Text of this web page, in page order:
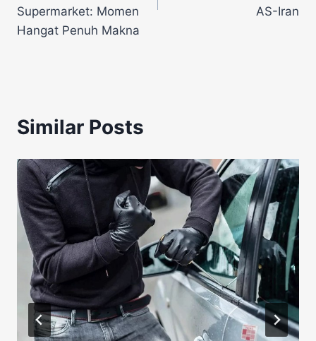
Supermarket: Momen
Hangat Penuh Makna
AS-Iran
Similar Posts